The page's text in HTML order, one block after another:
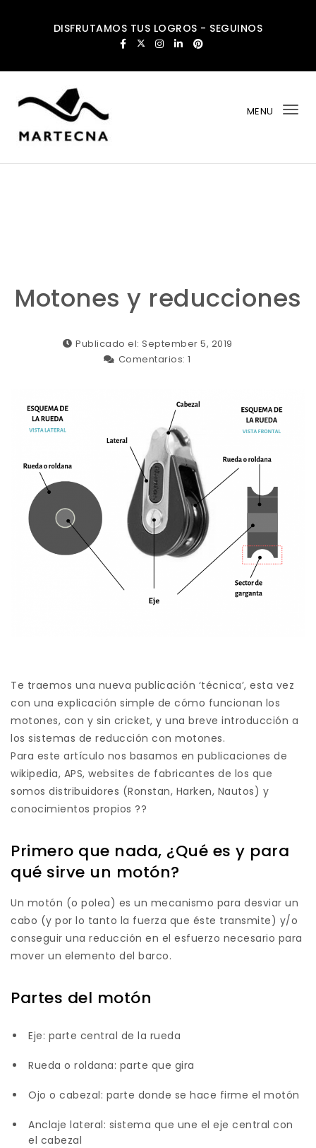
DISFRUTAMOS TUS LOGROS - SEGUINOS
MENU
Motones y reducciones
Publicado el: September 5, 2019
Comentarios:1
Te traemos una nueva publicación ‘técnica’, esta vez
con una explicación simple de cómo funcionan los
motones, con y sin cricket, y una breve introducción a
los sistemas de reducción con motones.
Para este artículo nos basamos en publicaciones de
wikipedia, APS, websites de fabricantes de los que
somos distribuidores (Ronstan, Harken, Nautos) y
conocimientos propios ??
Primero que nada, ¿Qué es y para
qué sirve un motón?
Un motón (o polea) es un mecanismo para desviar un
cabo (y por lo tanto la fuerza que éste transmite) y/o
conseguir una reducción en el esfuerzo necesario para
mover un elemento del barco.
Partes del motón
Eje: parte central de la rueda
Rueda o roldana: parte que gira
Ojo o cabezal: parte donde se hace firme el motón
Anclaje lateral: sistema que une el eje central con
el cabezal